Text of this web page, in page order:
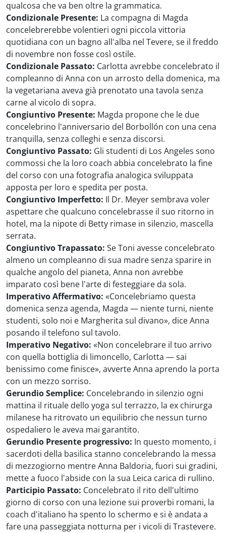
qualcosa che va ben oltre la grammatica.
Condizionale Presente: La compagna di Magda
concelebrerebbe volentieri ogni piccola vittoria
quotidiana con un bagno all'alba nel Tevere, se il freddo
di novembre non fosse così ostile.
Condizionale Passato: Carlotta avrebbe concelebrato il
compleanno di Anna con un arrosto della domenica, ma
la vegetariana aveva già prenotato una tavola senza
carne al vicolo di sopra.
Congiuntivo Presente: Magda propone che le due
concelebrino l'anniversario del Borbollón con una cena
tranquilla, senza colleghi e senza discorsi.
Congiuntivo Passato: Gli studenti di Los Angeles sono
commossi che la loro coach abbia concelebrato la fine
del corso con una fotografia analogica sviluppata
apposta per loro e spedita per posta.
Congiuntivo Imperfetto: Il Dr. Meyer sembrava voler
aspettare che qualcuno concelebrasse il suo ritorno in
hotel, ma la nipote di Betty rimase in silenzio, mascella
serrata.
Congiuntivo Trapassato: Se Toni avesse concelebrato
almeno un compleanno di sua madre senza sparire in
qualche angolo del pianeta, Anna non avrebbe
imparato così bene l'arte di festeggiare da sola.
Imperativo Affermativo: «Concelebriamo questa
domenica senza agenda, Magda — niente turni, niente
studenti, solo noi e Margherita sul divano», dice Anna
posando il telefono sul tavolo.
Imperativo Negativo: «Non concelebrare il tuo arrivo
con quella bottiglia di limoncello, Carlotta — sai
benissimo come finisce», avverte Anna aprendo la porta
con un mezzo sorriso.
Gerundio Semplice: Concelebrando in silenzio ogni
mattina il rituale dello yoga sul terrazzo, la ex chirurga
milanese ha ritrovato un equilibrio che nessun turno
ospedaliero le aveva mai garantito.
Gerundio Presente progressivo: In questo momento, i
sacerdoti della basilica stanno concelebrando la messa
di mezzogiorno mentre Anna Baldoria, fuori sui gradini,
mette a fuoco l'abside con la sua Leica carica di rullino.
Participio Passato: Concelebrato il rito dell'ultimo
giorno di corso con una lezione sui proverbi romani, la
coach d'italiano ha spento lo schermo e si è andata a
fare una passeggiata notturna per i vicoli di Trastevere.